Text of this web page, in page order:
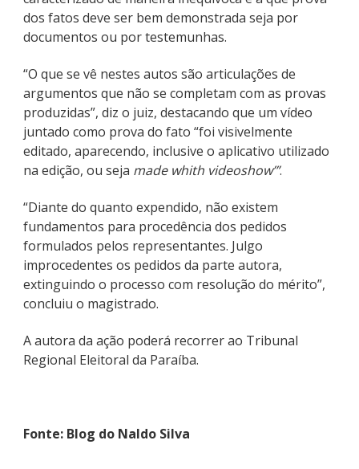
dos fatos deve ser bem demonstrada seja por
documentos ou por testemunhas.
“O que se vê nestes autos são articulações de
argumentos que não se completam com as provas
produzidas”, diz o juiz, destacando que um vídeo
juntado como prova do fato “foi visivelmente
editado, aparecendo, inclusive o aplicativo utilizado
na edição, ou seja made whith videoshow’”.
“Diante do quanto expendido, não existem
fundamentos para procedência dos pedidos
formulados pelos representantes. Julgo
improcedentes os pedidos da parte autora,
extinguindo o processo com resolução do mérito”,
concluiu o magistrado.
A autora da ação poderá recorrer ao Tribunal
Regional Eleitoral da Paraíba.
Fonte: Blog do Naldo Silva